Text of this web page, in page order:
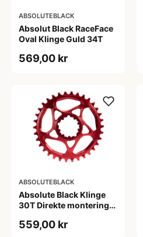
ABSOLUTEBLACK
Absolut Black RaceFace
Oval Klinge Guld 34T
569,00 kr
ABSOLUTEBLACK
Absolute Black Klinge
30T Direkte montering
Rød
559,00 kr